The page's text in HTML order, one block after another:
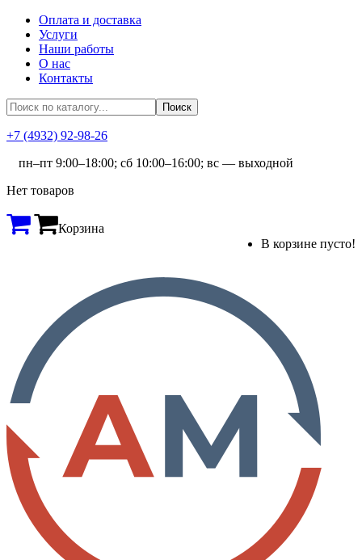
Оплата и доставка
Услуги
Наши работы
О нас
Контакты
+7 (4932) 92-98-26
пн–пт 9:00–18:00; сб 10:00–16:00; вс — выходной
Нет товаров
Корзина
В корзине пусто!